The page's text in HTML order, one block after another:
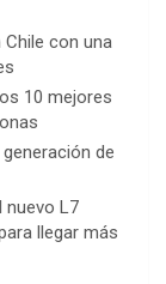
Chile con una
10 mejores
de
nuevo L7
llegar más